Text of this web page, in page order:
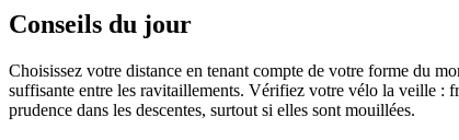
Conseils du jour
Choisissez votre distance en tenant compte de votre forme du
suffisante entre les ravitaillements. Vérifiez votre vélo la veille :
prudence dans les descentes, surtout si elles sont mouillées.